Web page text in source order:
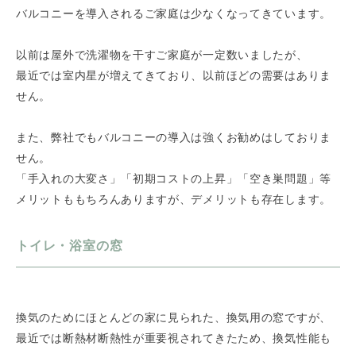
バルコニーを導入されるご家庭は少なくなってきています。
以前は屋外で洗濯物を干すご家庭が一定数いましたが、
最近では室内星が増えてきており、以前ほどの需要はありま
せん。
また、弊社でもバルコニーの導入は強くお勧めはしておりま
せん。
「手入れの大変さ」「初期コストの上昇」「空き巣問題」等
メリットももちろんありますが、デメリットも存在します。
トイレ・浴室の窓
換気のためにほとんどの家に見られた、換気用の窓ですが、
最近では断熱材断熱性が重要視されてきたため、換気性能も